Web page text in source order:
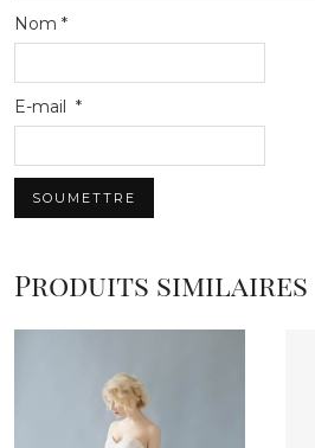
Nom *
E-mail *
Produits similaires